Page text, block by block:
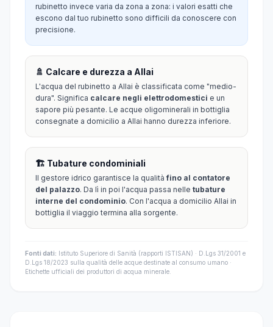
rubinetto invece varia da zona a zona: i valori esatti che
escono dal tuo rubinetto sono difficili da conoscere con
precisione.
🚿 Calcare e durezza a Allai
L'acqua del rubinetto a Allai è classificata come "medio-
dura". Significa calcare negli elettrodomestici e un
sapore più pesante. Le acque oligominerali in bottiglia
consegnate a domicilio a Allai hanno durezza inferiore.
🏗️ Tubature condominiali
Il gestore idrico garantisce la qualitàfino al contatore
del palazzo. Da lì in poi l'acqua passa nelle tubature
interne del condominio. Con l'acqua a domicilio Allai in
bottiglia il viaggio termina alla sorgente.
Fonti dati: Istituto Superiore di Sanità (rapporti ISTISAN) · D.Lgs 31/2001 e
D.Lgs 18/2023 sulla qualità delle acque destinate al consumo umano ·
Etichette ufficiali dei produttori di acqua minerale.